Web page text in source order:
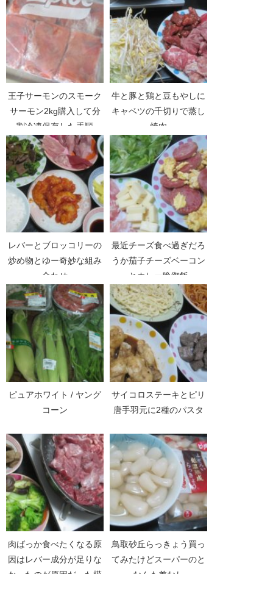
王子サーモンのスモーク
サーモン2kg購入して分
割冷凍保存した手順
牛と豚と鶏と豆もやしに
キャベツの千切りで蒸し
焼肉
レバーとブロッコリーの
炒め物とゆー奇妙な組み
合わせ
最近チーズ食べ過ぎだろ
うか茄子チーズベーコン
とカレー晩御飯
ピュアホワイト / ヤング
コーン
サイコロステーキとピリ
唐手羽元に2種のパスタ
肉ばっか食べたくなる原
因はレバー成分が足りな
かったのが原因だった模
鳥取砂丘らっきょう買っ
てみたけどスーパーのと
なんも差なし